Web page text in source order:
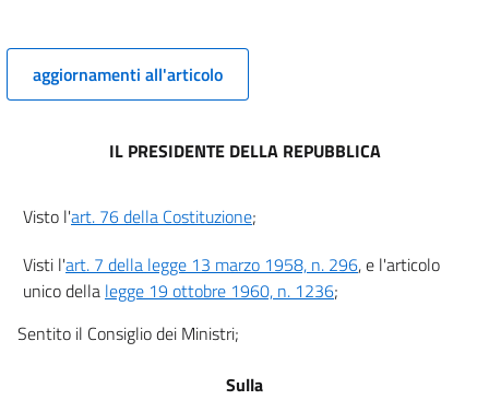
CAPO I
CAPO II
12
13
CAPO III
aggiornamenti all'articolo
IL PRESIDENTE DELLA REPUBBLICA
Visto l'art. 76 della Costituzione;
Visti l'art. 7 della legge 13 marzo 1958, n. 296, e l'articolo
unico della legge 19 ottobre 1960, n. 1236;
Sentito il Consiglio dei Ministri;
Sulla